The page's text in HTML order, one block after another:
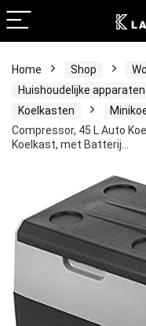
Home Shop
Huishoudelijke apparaten
Koelkasten
Compressor, 45 L Auto
Koelkast, met Batterij…